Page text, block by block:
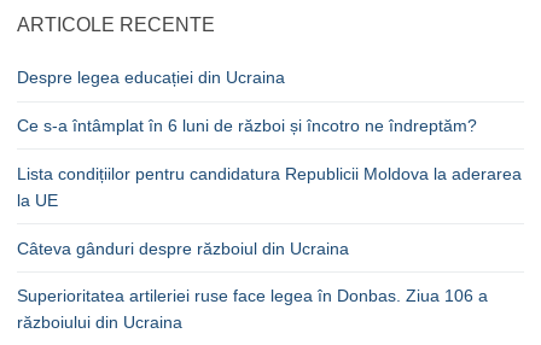
ARTICOLE RECENTE
Despre legea educației din Ucraina
Ce s-a întâmplat în 6 luni de război și încotro ne îndreptăm?
Lista condițiilor pentru candidatura Republicii Moldova la aderarea
la UE
Câteva gânduri despre războiul din Ucraina
Superioritatea artileriei ruse face legea în Donbas. Ziua 106 a
războiului din Ucraina